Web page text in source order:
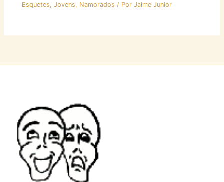
Esquetes,Jovens, Namorados / PorJaime Junior